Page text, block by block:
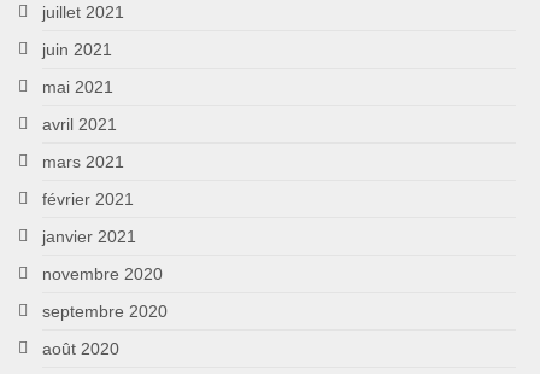
juillet 2021
juin 2021
mai 2021
avril 2021
mars 2021
février 2021
janvier 2021
novembre 2020
septembre 2020
août 2020